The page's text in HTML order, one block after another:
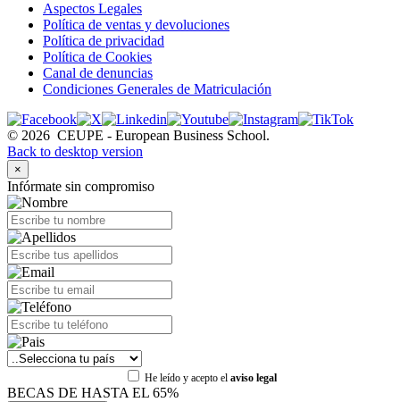
Aspectos Legales
Política de ventas y devoluciones
Política de privacidad
Política de Cookies
Canal de denuncias
Condiciones Generales de Matriculación
© 2026 CEUPE - European Business School.
Back to desktop version
×
Infórmate sin compromiso
He leído y acepto el aviso legal
BECAS DE HASTA EL 65%